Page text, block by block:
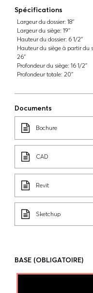
Spécifications
Largeur du dossier: 18''
Largeur du siège: 19''
Hauteur du dossier: 6 1/2''
Hauteur du siège à partir du
26''
Profondeur du siège: 16 1/2''
Profondeur totale: 20''
Documents
Bochure
CAD
Revit
Sketchup
BASE (OBLIGATOIRE)